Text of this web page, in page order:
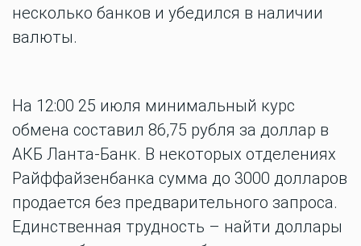
несколько банков и убедился в наличии
валюты.
На 12:00 25 июля минимальный курс
обмена составил 86,75 рубля за доллар в
АКБ Ланта-Банк. В некоторых отделениях
Райффайзенбанка сумма до 3000 долларов
продается без предварительного запроса.
Единственная трудность – найти доллары